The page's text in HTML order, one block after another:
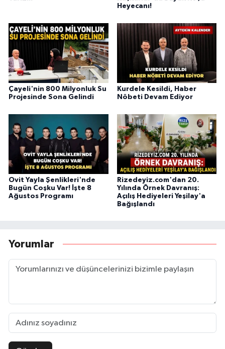
Heyecanı!
Çayeli'nin 800 Milyonluk Su
Projesinde Sona Gelindi
Kurdele Kesildi, Haber
Nöbeti Devam Ediyor
Ovit Yayla Şenlikleri'nde
Bugün Coşku Var! İşte 8
Ağustos Programı
Rizedeyiz.com'dan 20.
Yılında Örnek Davranış:
Açılış Hediyeleri Yeşilay'a
Bağışlandı
Yorumlar